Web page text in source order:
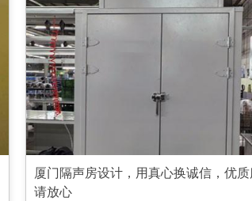
厦门隔声房设计，用真心换诚信，优
请放心